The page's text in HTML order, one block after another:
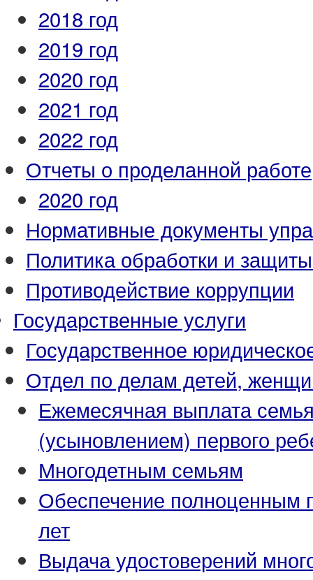
2018 год
2019 год
2020 год
2021 год
2022 год
Отчеты о проделанной работе
2020 год
Нормативные документы
Политика обработки и
Противодействие коррупции
Государственные услуги
Государственное
Отдел по делам детей,
Ежемесячная выплата
(усыновлением) первого
Многодетным семьям
Обеспечение полноценным
лет
Выдача удостоверений